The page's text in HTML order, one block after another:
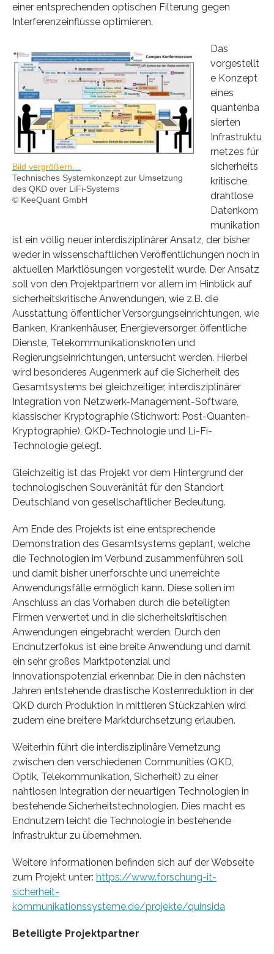
einer entsprechenden optischen Filterung gegen
Interferenzeinflüsse optimieren.
Bild vergrößern…
Technisches Systemkonzept zur Umsetzung
des QKD over LiFi-Systems
© KeeQuant GmbH
Das
vorgestellt
e Konzept
eines
quantenba
sierten
Infrastruktu
rnetzes für
sicherheits
kritische,
drahtlose
Datenkom
munikation
ist ein völlig neuer interdisziplinärer Ansatz, der bisher
weder in wissenschaftlichen Veröffentlichungen noch in
aktuellen Marktlösungen vorgestellt wurde. Der Ansatz
soll von den Projektpartnern vor allem im Hinblick auf
sicherheitskritische Anwendungen, wie z.B. die
Ausstattung öffentlicher Versorgungseinrichtungen, wie
Banken, Krankenhäuser, Energieversorger, öffentliche
Dienste, Telekommunikationsknoten und
Regierungseinrichtungen, untersucht werden. Hierbei
wird besonderes Augenmerk auf die Sicherheit des
Gesamtsystems bei gleichzeitiger, interdisziplinärer
Integration von Netzwerk-Management-Software,
klassischer Kryptographie (Stichwort: Post-Quanten-
Kryptographie), QKD-Technologie und Li-Fi-
Technologie gelegt.
Gleichzeitig ist das Projekt vor dem Hintergrund der
technologischen Souveränität für den Standort
Deutschland von gesellschaftlicher Bedeutung.
Am Ende des Projekts ist eine entsprechende
Demonstration des Gesamtsystems geplant, welche
die Technologien im Verbund zusammenführen soll
und damit bisher unerforschte und unerreichte
Anwendungsfälle ermöglich kann. Diese sollen im
Anschluss an das Vorhaben durch die beteiligten
Firmen verwertet und in die sicherheitskritischen
Anwendungen eingebracht werden. Durch den
Endnutzerfokus ist eine breite Anwendung und damit
ein sehr großes Marktpotenzial und
Innovationspotenzial erkennbar. Die in den nächsten
Jahren entstehende drastische Kostenreduktion in der
QKD durch Produktion in mittleren Stückzahlen wird
zudem eine breitere Marktdurchsetzung erlauben.
Weiterhin führt die interdisziplinäre Vernetzung
zwischen den verschiedenen Communities (QKD,
Optik, Telekommunikation, Sicherheit) zu einer
nahtlosen Integration der neuartigen Technologien in
bestehende Sicherheitstechnologien. Dies macht es
Endnutzern leicht die Technologie in bestehende
Infrastruktur zu übernehmen.
Weitere Informationen befinden sich auf der Webseite
zum Projekt unter: https://www.forschung-it-
sicherheit-
kommunikationssysteme.de/projekte/quinsida
Beteiligte Projektpartner